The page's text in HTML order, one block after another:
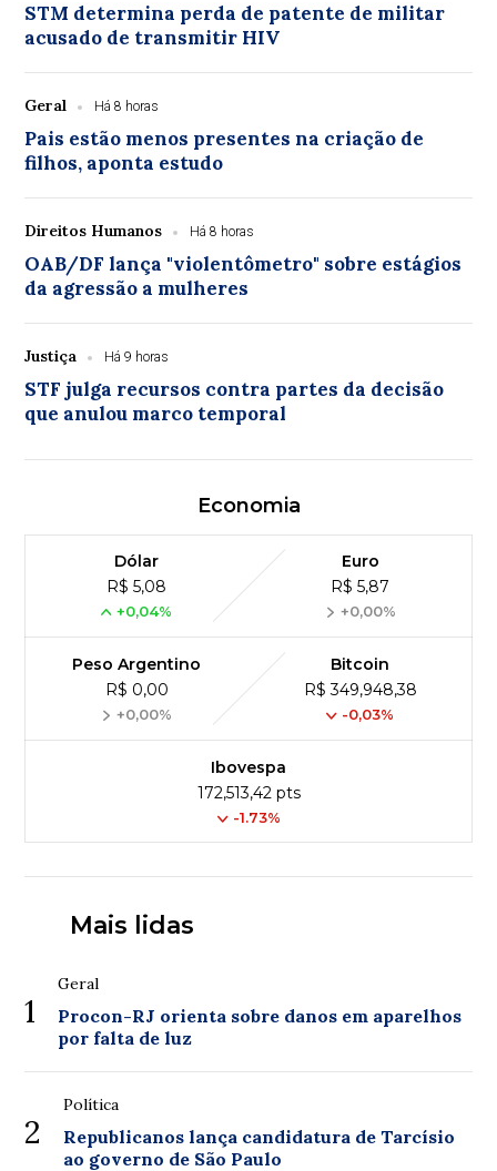
STM determina perda de patente de militar
acusado de transmitir HIV
Geral Há 8 horas
Pais estão menos presentes na criação de
filhos, aponta estudo
Direitos Humanos Há 8 horas
OAB/DF lança "violentômetro" sobre estágios
da agressão a mulheres
Justiça Há 9 horas
STF julga recursos contra partes da decisão
que anulou marco temporal
Economia
Dólar
R$ 5,08
+0,04%
Euro
R$ 5,87
+0,00%
Peso Argentino
R$ 0,00
+0,00%
Bitcoin
R$ 349,948,38
-0,03%
Ibovespa
172,513,42 pts
-1.73%
Mais lidas
1
Geral
Procon-RJ orienta sobre danos em aparelhos
por falta de luz
2
Política
Republicanos lança candidatura de Tarcísio
ao governo de São Paulo